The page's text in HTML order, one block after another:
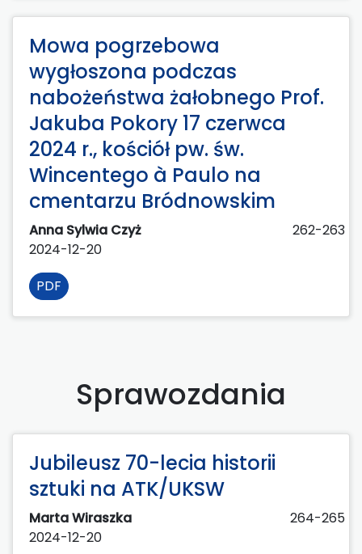
Mowa pogrzebowa
wygłoszona podczas
nabożeństwa żałobnego Prof.
Jakuba Pokory 17 czerwca
2024 r., kościół pw. św.
Wincentego à Paulo na
cmentarzu Bródnowskim
Anna Sylwia Czyż
262-263
2024-12-20
PDF
Sprawozdania
Jubileusz 70-lecia historii
sztuki na ATK/UKSW
Marta Wiraszka
264-265
2024-12-20